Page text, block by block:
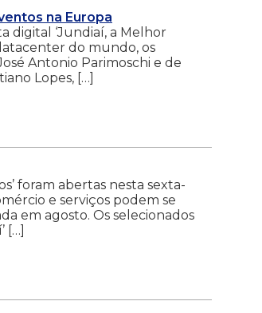
na Europa
digital ‘Jundiaí, a Melhor
do mundo, os
Antonio Parimoschi e de
Lopes, […]
foram abertas nesta sexta-
e serviços podem se
em agosto. Os selecionados
[…]